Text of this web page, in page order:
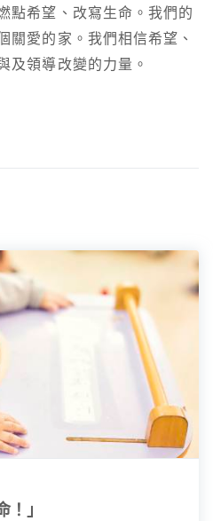
點希望、改寫生命。我們的
關愛的家。我們相信希望、
及領導改變的力量。
！」